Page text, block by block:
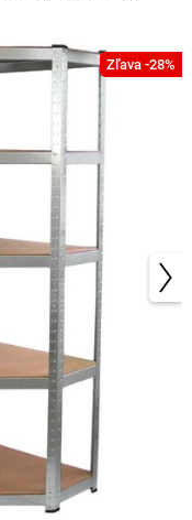
Zľava -28%